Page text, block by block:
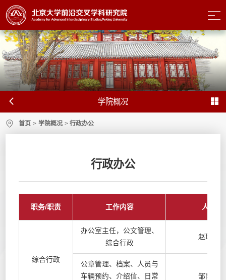
学院概况
首页 > 学院概况 > 行政办公
行政办公
职务/职责 工作内容 人员
综合行政
办公室主任，公文管理、
综合行政
赵瑞颖
公章管理、档案、人员与
车辆预约、介绍信、日常
邹雨锜